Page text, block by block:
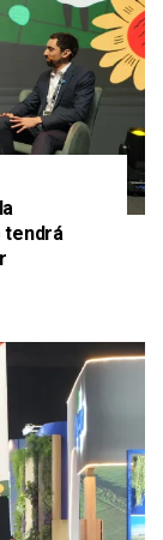
tendrá